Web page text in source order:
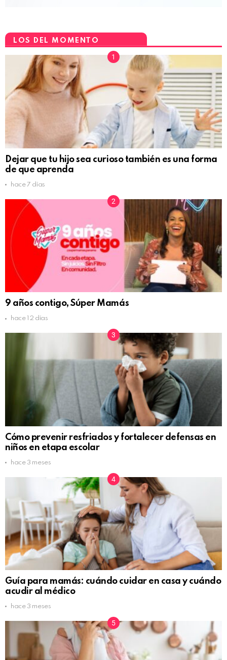
LOS DEL MOMENTO
Dejar que tu hijo sea curioso también es una forma
de que aprenda
hace 7 días
9 años contigo, Súper Mamás
hace 12 días
Cómo prevenir resfriados y fortalecer defensas en
niños en etapa escolar
hace 3 meses
Guía para mamás: cuándo cuidar en casa y cuándo
acudir al médico
hace 3 meses